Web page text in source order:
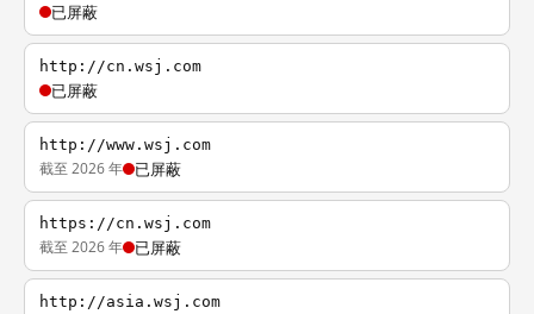
已屏蔽
http://cn.wsj.com
已屏蔽
http://www.wsj.com
截至 2026 年 已屏蔽
https://cn.wsj.com
截至 2026 年 已屏蔽
http://asia.wsj.com